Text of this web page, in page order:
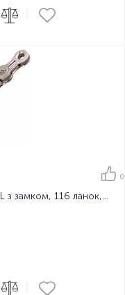
0
Ланцюг велосипедний KMC X10EL з замком, 116 ланок, 10 зірок